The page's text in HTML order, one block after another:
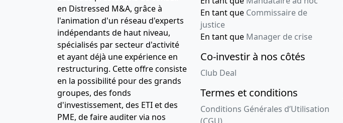
en Distressed M&A, grâce à
l'animation d'un réseau d'experts
indépendants de haut niveau,
spécialisés par secteur d'activité
et ayant déjà une expérience en
restructuring. Cette offre consiste
en la possibilité pour des grands
groupes, des fonds
d'investissement, des ETI et des
PME, de faire auditer via nos
En tant que Commissaire de
justice
En tant que Manager de crise
Co-investir à nos côtés
Club Deal
Termes et conditions
Conditions Générales d’Utilisation